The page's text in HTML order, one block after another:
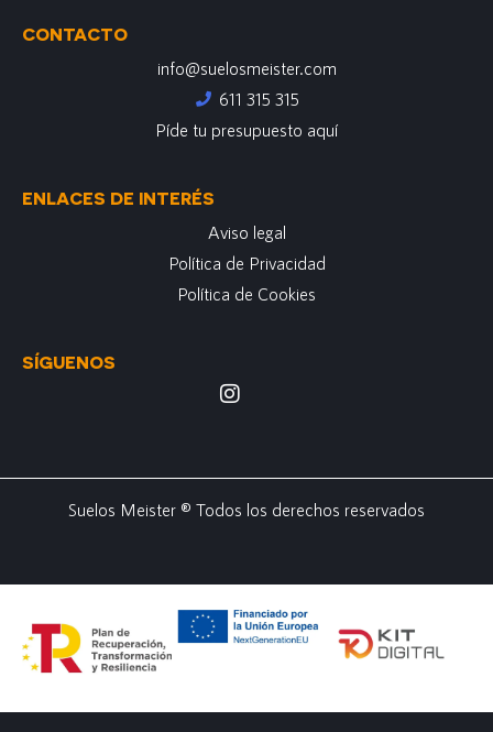
CONTACTO
info@suelosmeister.com
611 315 315
Píde tu presupuesto aquí
ENLACES DE INTERÉS
Aviso legal
Política de Privacidad
Política de Cookies
SÍGUENOS
Suelos Meister ® Todos los derechos reservados